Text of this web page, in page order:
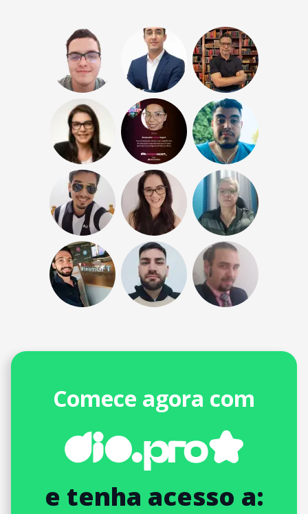
Comece agora com
e tenha acesso a: